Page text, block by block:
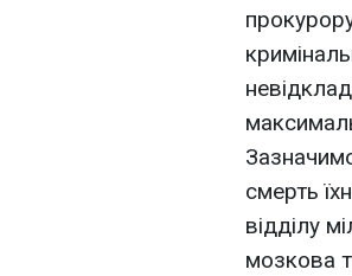
смерть
відділу
мозкова